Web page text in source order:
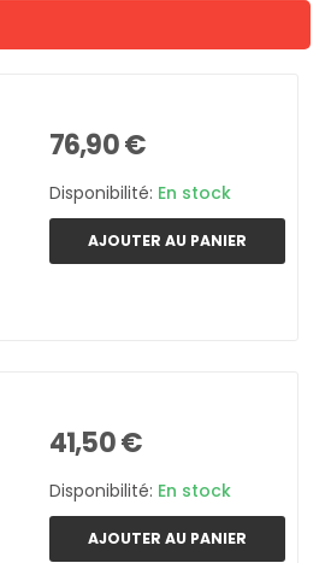
76,90 €
Disponibilité: En stock
AJOUTER AU PANIER
41,50 €
Disponibilité: En stock
AJOUTER AU PANIER